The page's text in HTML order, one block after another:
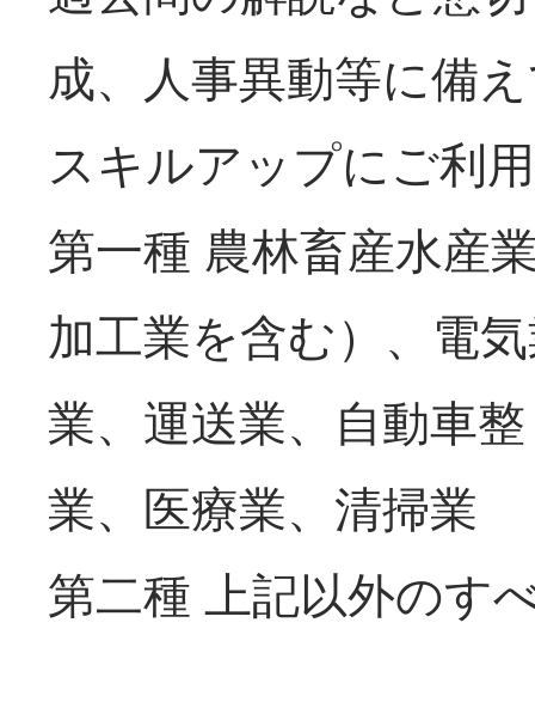
成、人事異動等に備
スキルアップにご利
第一種 農林畜産水産
加工業を含む）、電
業、運送業、自
業、医療業、清掃業
第二種 上記以外のす